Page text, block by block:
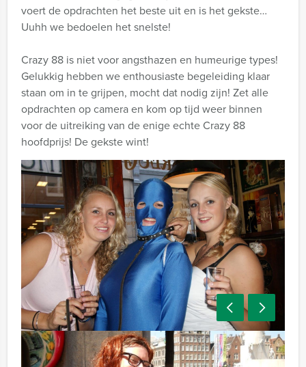
voert de opdrachten het beste uit en is het gekste…
Uuhh we bedoelen het snelste!
Crazy 88 is niet voor angsthazen en humeurige types!
Gelukkig hebben we enthousiaste begeleiding klaar
staan om in te grijpen, mocht dat nodig zijn! Zet alle
opdrachten op camera en kom op tijd weer binnen
voor de uitreiking van de enige echte Crazy 88
hoofdprijs! De gekste wint!
Inclusief: